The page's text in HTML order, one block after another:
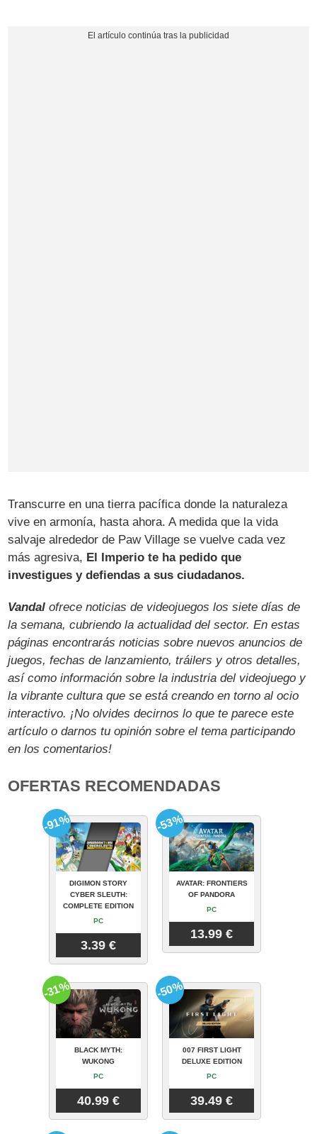
Transcurre en una tierra pacífica donde la naturaleza
vive en armonía, hasta ahora. A medida que la vida
salvaje alrededor de Paw Village se vuelve cada vez
más agresiva, El Imperio te ha pedido que
investigues y defiendas a sus ciudadanos.
Vandal ofrece noticias de videojuegos los siete días de
la semana, cubriendo la actualidad del sector. En estas
páginas encontrarás noticias sobre nuevos anuncios de
juegos, fechas de lanzamiento, tráilers y otros detalles,
así como información sobre la industria del videojuego y
la vibrante cultura que se está creando en torno al ocio
interactivo. ¡No olvides decirnos lo que te parece este
artículo o darnos tu opinión sobre el tema participando
en los comentarios!
OFERTAS RECOMENDADAS
DIGIMON STORY
CYBER SLEUTH:
COMPLETE EDITION
PC
3.39 €
-91%
AVATAR: FRONTIERS
OF PANDORA
PC
13.99 €
-53%
BLACK MYTH:
WUKONG
PC
40.99 €
-31%
007 FIRST LIGHT
DELUXE EDITION
PC
39.49 €
-50%